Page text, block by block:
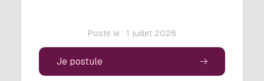
Posté le : 1 juillet 2026
Je postule